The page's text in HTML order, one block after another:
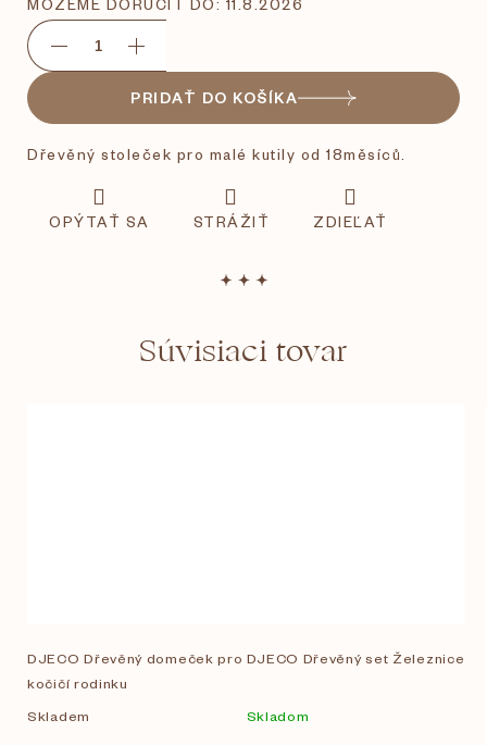
MÔŽEME DORUČIŤ DO: 11.8.2026
PRIDAŤ DO KOŠÍKA
Dřevěný stoleček pro malé kutily od 18měsíců.
OPÝTAŤ SA STRÁŽIŤ ZDIEĽAŤ
Súvisiaci tovar
DJECO Dřevěný domeček pro
kočičí rodinku
Skladem
DJECO Dřevěný set Železnice
Skladom